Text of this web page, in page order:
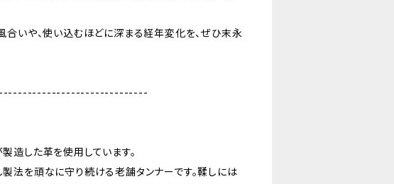
合いや、使い込むほどに深まる経年変化を、ぜひ末永
造した革を使用しています。
法を頑なに守り続ける老舗タンナーです。鞣しには